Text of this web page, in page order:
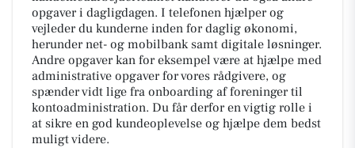
opgaver i dagligdagen. I telefonen hjælper og
vejleder du kunderne inden for daglig økonomi,
herunder net- og mobilbank samt digitale løsninger.
Andre opgaver kan for eksempel være at hjælpe med
administrative opgaver for vores rådgivere, og
spænder vidt lige fra onboarding af foreninger til
kontoadministration. Du får derfor en vigtig rolle i
at sikre en god kundeoplevelse og hjælpe dem bedst
muligt videre.